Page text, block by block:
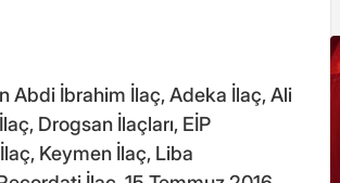
Abdi İbrahim İlaç, Adeka İlaç, Ali
Drogsan İlaçları, EİP
Keymen İlaç, Liba